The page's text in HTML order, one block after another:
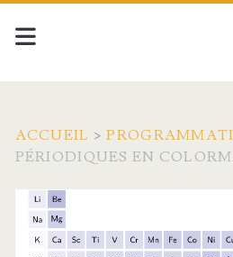
ACCUEIL >
PÉRIODIQUES EN